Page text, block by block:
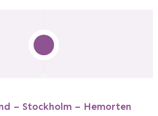
– Stockholm – Hemorten